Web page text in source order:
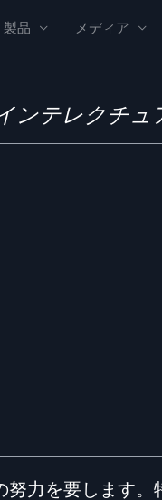
製品 メディア
ンテレクチュ
努力を要します。